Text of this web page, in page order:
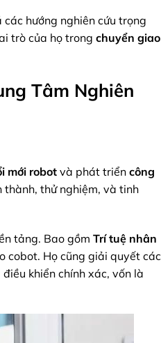
hướng nghiên cứu trọng
trò của họ trong chuyển giao
Tâm Nghiên
mới robotvà phát triển công
thành, thử nghiệm, và tinh
tảng. Bao gồm Trí tuệ nhân
cobot. Họ cũng giải quyết các
khiển chính xác, vốn là